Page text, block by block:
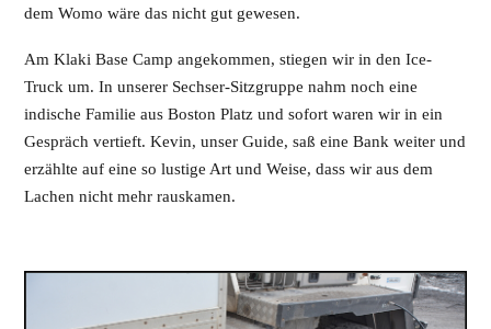
dem Womo wäre das nicht gut gewesen.
Am Klaki Base Camp angekommen, stiegen wir in den Ice-
Truck um. In unserer Sechser-Sitzgruppe nahm noch eine
indische Familie aus Boston Platz und sofort waren wir in ein
Gespräch vertieft. Kevin, unser Guide, saß eine Bank weiter und
erzählte auf eine so lustige Art und Weise, dass wir aus dem
Lachen nicht mehr rauskamen.